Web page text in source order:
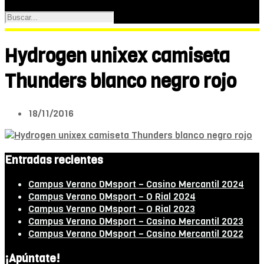
Hydrogen unixex camiseta
Thunders blanco negro rojo
18/11/2016
Entradas recientes
Campus Verano DMsport – Casino Mercantil 2024
Campus Verano DMsport – O Rial 2024
Campus Verano DMsport – O Rial 2023
Campus Verano DMsport – Casino Mercantil 2023
Campus Verano DMsport – Casino Mercantil 2022
¡Apúntate!